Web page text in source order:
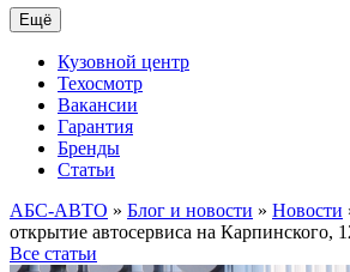
Ещё
Кузовной центр
Техосмотр
Вакансии
Гарантия
Бренды
Статьи
АБС-АВТО » Блог и новости » Новости
открытие автосервиса на Карпинского,
Все статьи